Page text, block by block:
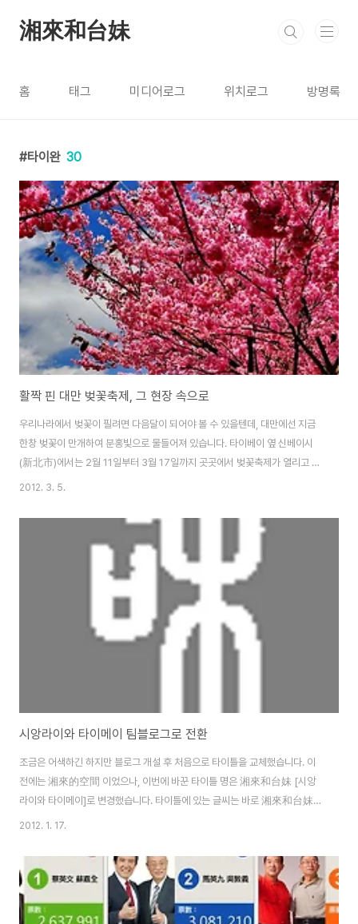
湘來和台妹
홈 태그 미디어로그 위치로그 방명록
타이완 30
활짝 핀 대만 벚꽃축제, 그 현장 속으로
우리나라에서 벚꽃이 필려면 다음달이 되어야 볼 수 있을텐데, 대만에선 지금
한창 벚꽃이 만개하여 분홍빛으로 물들어져 있습니다. 타이베이 옆 신베이시
(新北市)에서는 2월 11일부터 3월 17일까지 곳곳에서 벚꽃축제가 열리고 있
습니다. 우라이(烏來) / 산즈(三芝) / 단수이(淡水) / 스딩(石碇) / 시즈(汐
코스 단수이(淡水)學府路-普學禪寺(捷運站步行十分鐘)→國泰人壽教
樹林溪口→滬尾櫻花大道路口（終點） 산즈(三芝)櫻花水車園區→福
德水車公園→賢德橋(櫻芝園)→三芝遊客中心暨名人文物館 우라이
(烏來)西羅岸香草園區→環山停車場 우리나라에서 보는 벚꽃과는 또 다
릅니다. 대만의 벚나무는 Prunu..
2012. 3. 5.
시앙라이와 타이메이 팀블로그로 전환
조금은 어색하긴 하지만 블로그 개설 후 처음으로 타이틀을 교체했습니다. 이
전에는 湘來的空間 이었으나, 이번에 바꾼 타이틀 명은 湘來和台妹 [시앙
라이와 타이메이]로 변경했습니다. 타이틀에 있는 글씨는 바로 湘來和台妹
이며, 소전(小篆)체로 작성했습니다. -이상 시앙라이 였습니다 - 안녕하세요.
업하고 중국으로 떠나게 되었을때, 대만 친구가 "이제 중국 가서 大陸妹(중국
여자아이)가 되겠네." 이러길래. 제가 "난 중국 가서도 台妹할거야."했었습니
다. 상해로 간 후, 중국판 네이트온 QQ 닉네임을 台妹로 쓰면서 저의 상징으
로 굳어졌습니다. 대만에서 오래 살다보니 대만식 중국어로 말하다보니 더더욱
2012. 1. 17.